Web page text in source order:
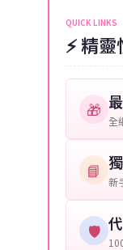
購買
提供
QUICK LINKS
⚡ 精
🎁
全
📘
新
🛡️